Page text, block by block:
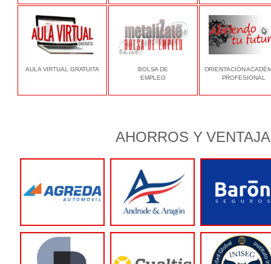
AULA VIRTUAL GRATUITA
BOLSA DE
EMPLEO
ORIENTACIÓN
PROFESIONAL
AHORROS Y